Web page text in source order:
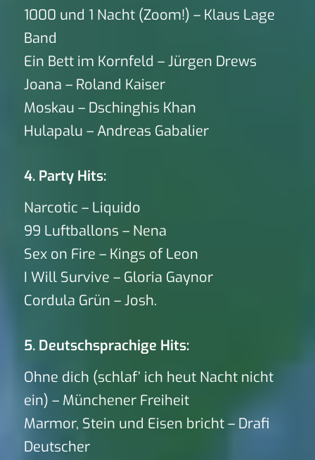
1000 und 1 Nacht (Zoom!) – Klaus Lage
Band
Ein Bett im Kornfeld – Jürgen Drews
Joana – Roland Kaiser
Moskau – Dschinghis Khan
Hulapalu – Andreas Gabalier
4. Party Hits:
Narcotic – Liquido
99 Luftballons – Nena
Sex on Fire – Kings of Leon
I Will Survive – Gloria Gaynor
Cordula Grün – Josh.
5. Deutschsprachige Hits:
Ohne dich (schlaf’ ich heut Nacht nicht
ein) – Münchener Freiheit
Marmor, Stein und Eisen bricht – Drafi
Deutscher